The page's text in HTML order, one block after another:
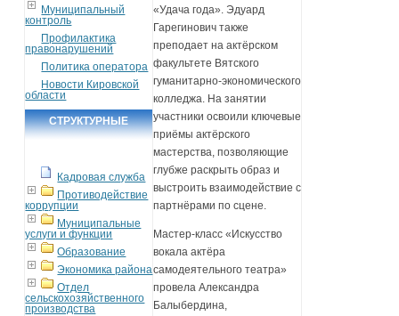
Муниципальный
контроль
Профилактика
правонарушений
Политика оператора
Новости Кировской
области
СТРУКТУРНЫЕ
Кадровая служба
Противодействие
коррупции
Муниципальные
услуги и функции
Образование
Экономика района
Отдел
сельскохозяйственного
производства
«Удача года». Эдуард
Гарегинович также
преподает на актёрском
факультете Вятского
гуманитарно‑экономического
колледжа. На занятии
участники освоили ключевые
приёмы актёрского
мастерства, позволяющие
глубже раскрыть образ и
выстроить взаимодействие с
партнёрами по сцене.
Мастер‑класс «Искусство
вокала актёра
самодеятельного театра»
провела Александра
Балыбердина,